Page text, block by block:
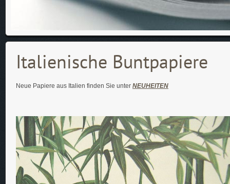
Italienische Buntpapiere
Neue Papiere aus Italien finden Sie unter NEUHEITEN